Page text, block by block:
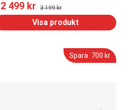
2 499 kr 3 199 kr
Visa produkt
Spara 700 kr